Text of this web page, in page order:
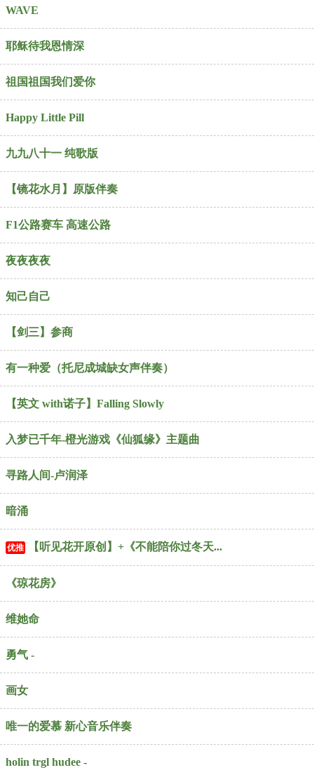
WAVE
耶稣待我恩情深
祖国祖国我们爱你
Happy Little Pill
九九八十一 纯歌版
【镜花水月】原版伴奏
F1公路赛车 高速公路
夜夜夜夜
知己自己
【剑三】参商
有一种爱（托尼成城缺女声伴奏）
【英文 with诺子】Falling Slowly
入梦已千年-橙光游戏《仙狐缘》主题曲
寻路人间-卢润泽
暗涌
优推 【听见花开原创】+《不能陪你过冬天...
《琼花房》
维她命
勇气 -
画女
唯一的爱慕 新心音乐伴奏
holin trgl hudee -